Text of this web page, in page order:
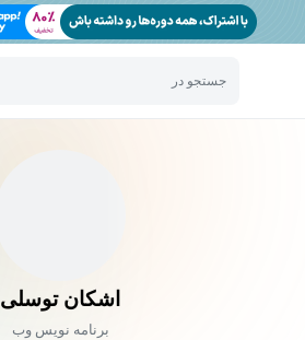
جستجو در
اشکان توسلی
برنامه نویس وب